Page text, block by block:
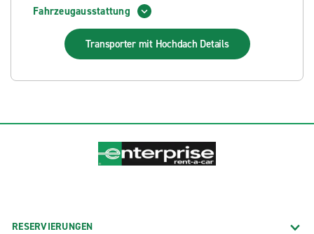
Fahrzeugausstattung
Transporter mit Hochdach Details
RESERVIERUNGEN